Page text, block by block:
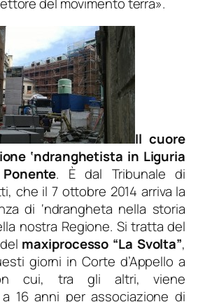
Il cuore
‘ndranghetista in Liguria
. È dal Tribunale di
che il 7 ottobre 2014 arriva la
di ‘ndrangheta nella storia
nostra Regione. Si tratta del
maxiprocesso “La Svolta”,
giorni in Corte d’Appello a
cui, tra gli altri, viene
16 anni per associazione di